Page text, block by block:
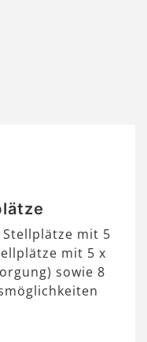
mit 5
mit 5 x
sowie 8